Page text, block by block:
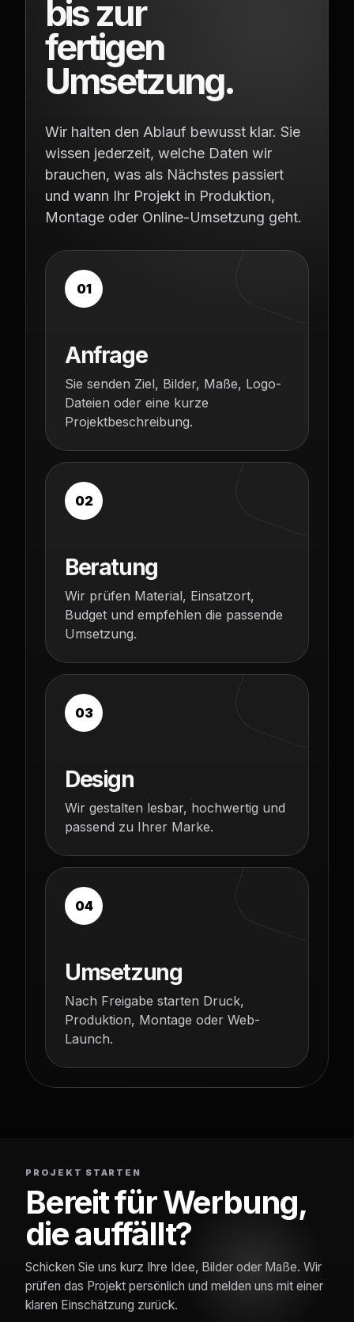
bis zur
fertigen
Umsetzung.
Wir halten den Ablauf bewusst klar. Sie
wissen jederzeit, welche Daten wir
brauchen, was als Nächstes passiert
und wann Ihr Projekt in Produktion,
Montage oder Online-Umsetzung geht.
01
Anfrage
Sie senden Ziel, Bilder, Maße, Logo-
Dateien oder eine kurze
Projektbeschreibung.
02
Beratung
Wir prüfen Material, Einsatzort,
Budget und empfehlen die passende
Umsetzung.
03
Design
Wir gestalten lesbar, hochwertig und
passend zu Ihrer Marke.
04
Umsetzung
Nach Freigabe starten Druck,
Produktion, Montage oder Web-
Launch.
PROJEKT STARTEN
Bereit für Werbung,
die auffällt?
Schicken Sie uns kurz Ihre Idee, Bilder oder Maße. Wir
prüfen das Projekt persönlich und melden uns mit einer
klaren Einschätzung zurück.